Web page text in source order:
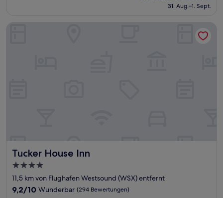
beträgt
31. Aug.–1. Sept.
Tucker House Inn
Tucker House Inn
4.0-
Sterne-
Unterkunft
11,5 km von Flughafen Westsound (WSX) entfernt
9.2
9,2/10 Wunderbar (294 Bewertungen)